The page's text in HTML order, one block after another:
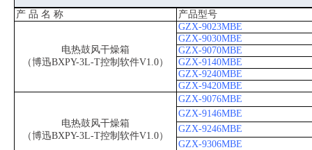
产 品 名 称 产品型号
电热鼓风干燥箱
（博迅BXPY-3L-T控制软件V1.0）
GZX-9023MBE
GZX-9030MBE
GZX-9070MBE
GZX-9140MBE
GZX-9240MBE
GZX-9420MBE
电热鼓风干燥箱
（博迅BXPY-3L-T控制软件V1.0）
GZX-9076MBE
GZX-9146MBE
GZX-9246MBE
GZX-9306MBE